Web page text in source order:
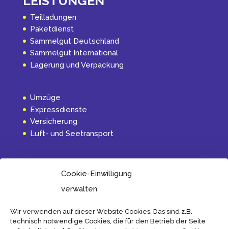
Cookie-Einwilligung
verwalten
Wir verwenden auf dieser Website Cookies. Das sind z.B.
technisch notwendige Cookies, die für den Betrieb der Seite
Teilladungen
Paketdienst
Sammelgut Deutschland
Sammelgut International
Lagerung und Verpackung
Umzüge
Expressdienste
Versicherung
Luft- und Seetransport
INFORMATION
Aktuelles
Internationalverkehr
Transport und Spediteurbedingungen